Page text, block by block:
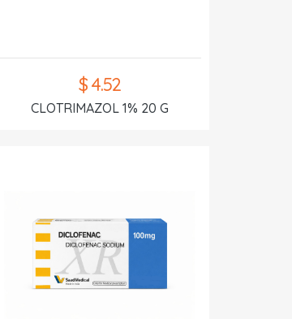
$ 4.52
CLOTRIMAZOL 1% 20 G